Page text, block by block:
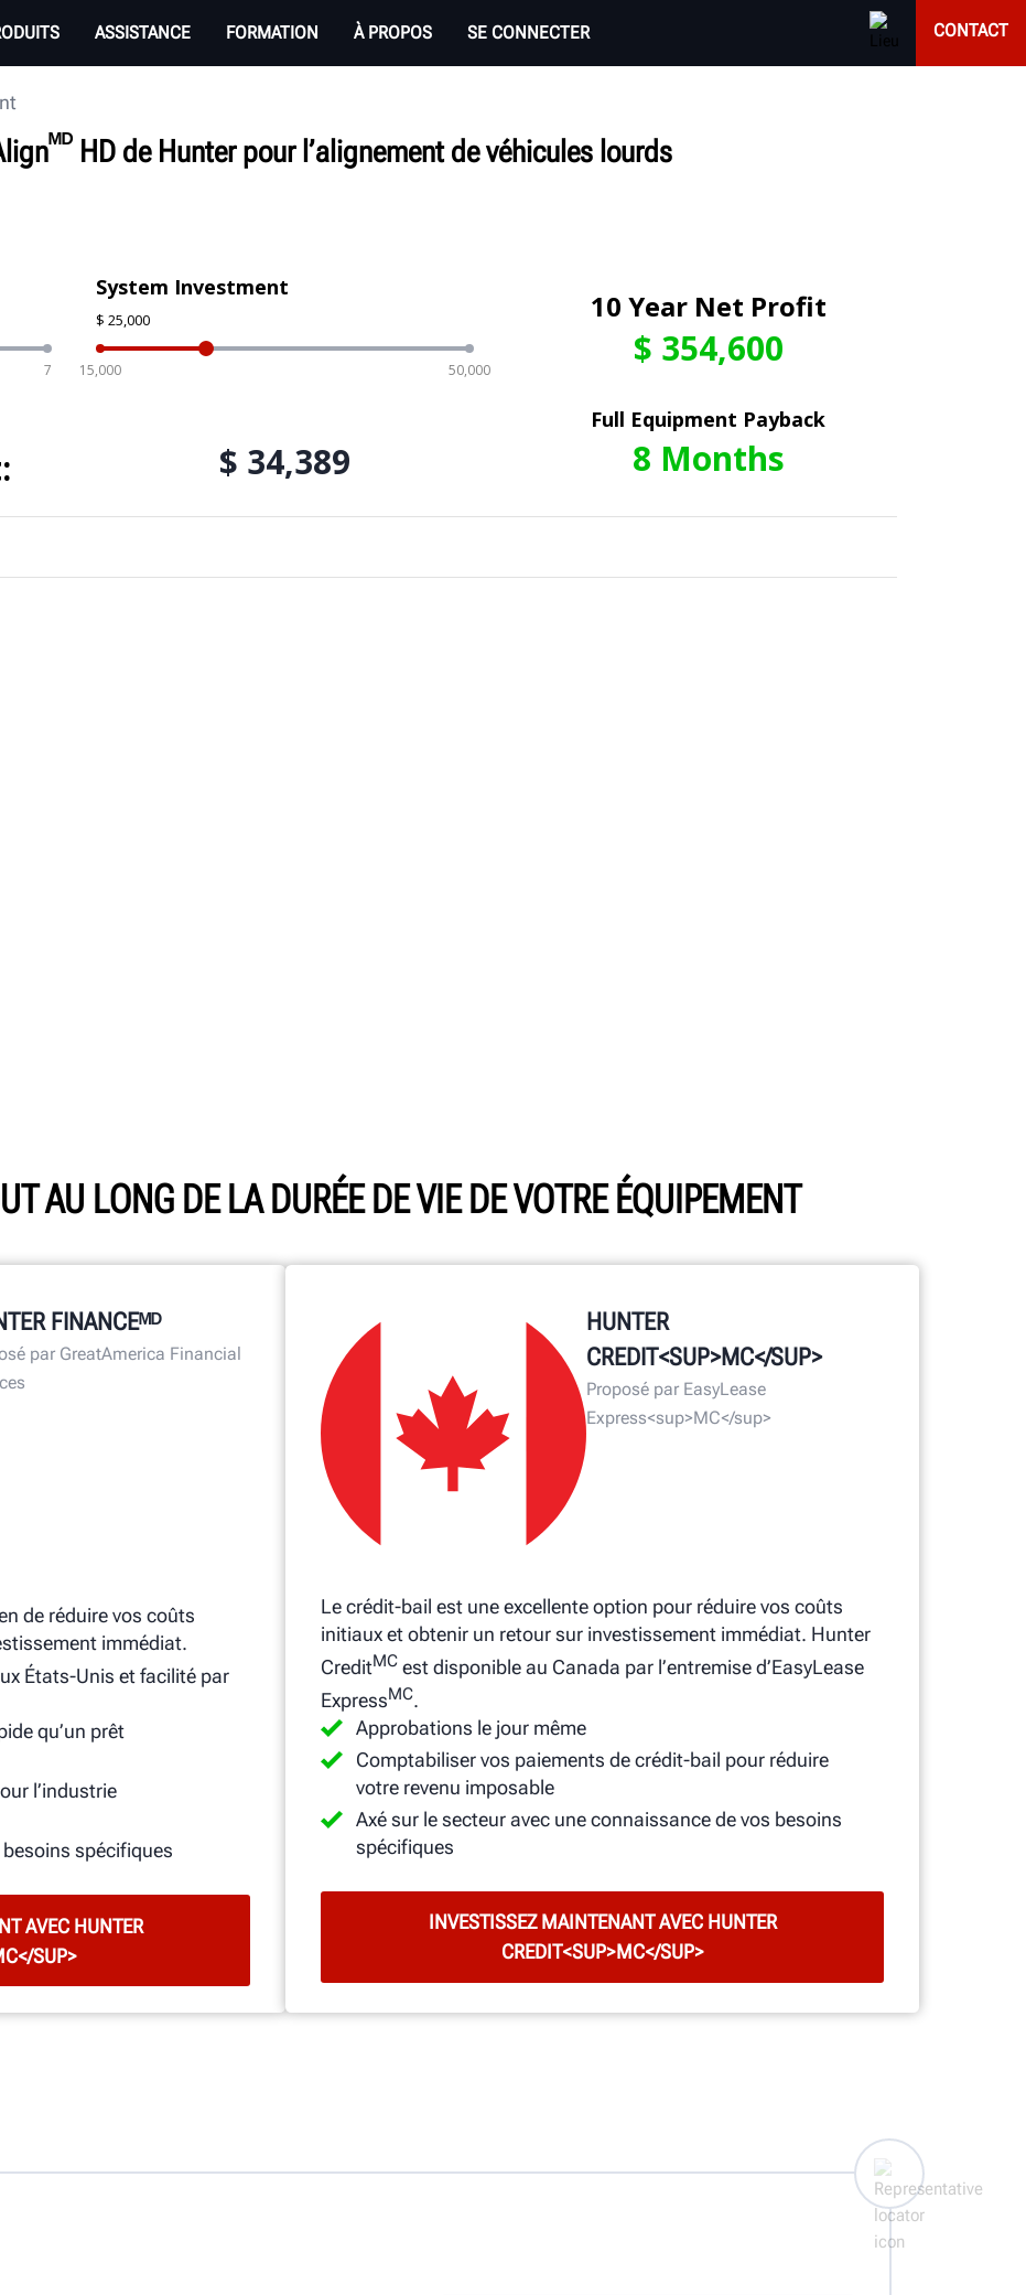
ASSISTANCE FORMATION À PROPOS SE CONNECTER CONTACT
ᴹᴰ HD de Hunter pour l’alignement de véhicules lourds
AU LONG DE LA DURÉE DE VIE DE VOTRE ÉQUIPEMENT
FINANCEᴹᴰ
par GreatAmerica Financial
de réduire vos coûts
immédiat.
États-Unis et facilité par
qu’un prêt
l’industrie
spécifiques
AVEC HUNTER
SUP>
HUNTER
CREDIT<SUP>MC</SUP>
Proposé par EasyLease
Express<sup>MC</sup>
Le crédit-bail est une excellente option pour réduire vos coûts
initiaux et obtenir un retour sur investissement immédiat. Hunter
CreditMC est disponible au Canada par l’entremise d’EasyLease
ExpressMC.
Approbations le jour même
Comptabiliser vos paiements de crédit-bail pour réduire
votre revenu imposable
Axé sur le secteur avec une connaissance de vos besoins
spécifiques
INVESTISSEZ MAINTENANT AVEC HUNTER
CREDIT<SUP>MC</SUP>